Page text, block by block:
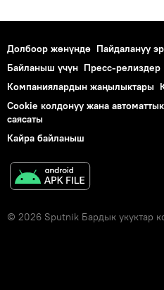
Долбоор жөнүндө Пайдалануу
Байланыш үчүн Пресс-релиздер
Компаниялардын жаңылыктары
Cookie колдонуу жана
саясаты
Кайра байланыш
© 2026 Sputnik Бардык укуктар